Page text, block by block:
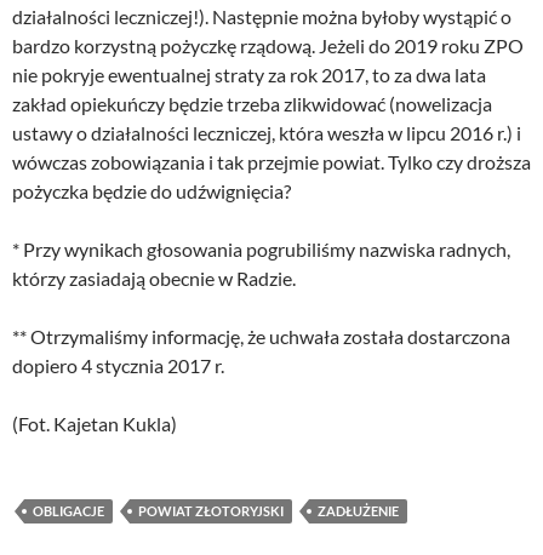
działalności leczniczej!). Następnie można byłoby wystąpić o
bardzo korzystną pożyczkę rządową. Jeżeli do 2019 roku ZPO
nie pokryje ewentualnej straty za rok 2017, to za dwa lata
zakład opiekuńczy będzie trzeba zlikwidować (nowelizacja
ustawy o działalności leczniczej, która weszła w lipcu 2016 r.) i
wówczas zobowiązania i tak przejmie powiat. Tylko czy droższa
pożyczka będzie do udźwignięcia?
* Przy wynikach głosowania pogrubiliśmy nazwiska radnych,
którzy zasiadają obecnie w Radzie.
** Otrzymaliśmy informację, że uchwała została dostarczona
dopiero 4 stycznia 2017 r.
(Fot. Kajetan Kukla)
OBLIGACJE POWIAT ZŁOTORYJSKI ZADŁUŻENIE